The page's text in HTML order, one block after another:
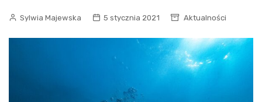
Sylwia Majewska 5 stycznia 2021 Aktualności